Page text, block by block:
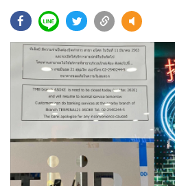
• ละคร
CbizReview
Cyber BIZ
ผู้จัดกวน
Good health & Well-being
Green Innovation & SD
Management & HR
• MGR Live